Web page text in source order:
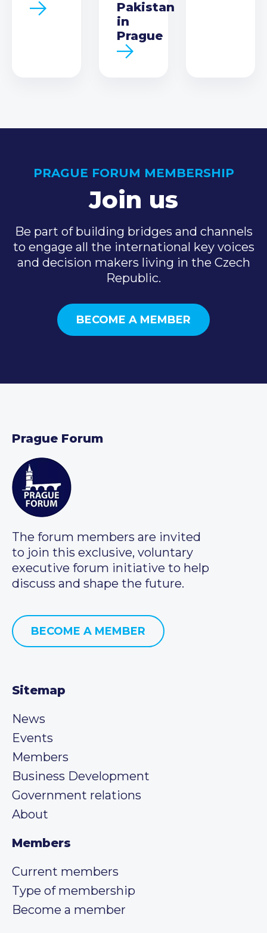
Pakistan
in
Prague
PRAGUE FORUM MEMBERSHIP
Join us
Be part of building bridges and channels
to engage all the international key voices
and decision makers living in the Czech
Republic.
BECOME A MEMBER
Prague Forum
The forum members are invited
to join this exclusive, voluntary
executive forum initiative to help
discuss and shape the future.
BECOME A MEMBER
Sitemap
News
Events
Members
Business Development
Government relations
About
Members
Current members
Type of membership
Become a member